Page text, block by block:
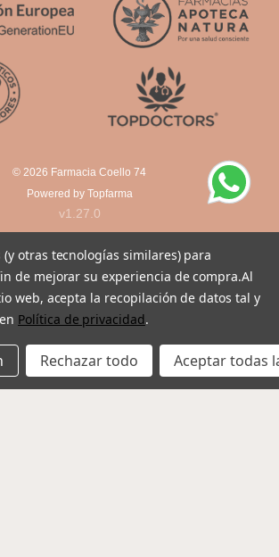
© 2026 Farmacia Coello 74
Powered by Topfarma
v1.27.0
(y otras tecnologías similares) para
de mejorar su experiencia de compra.Al
web, acepta la recopilación de datos tal y
Política de privacidad.
Rechazar todo Aceptar todas